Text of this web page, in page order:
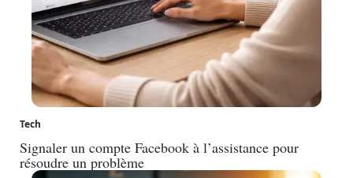
Tech
Signaler un compte Facebook à l’assistance pour
résoudre un problème